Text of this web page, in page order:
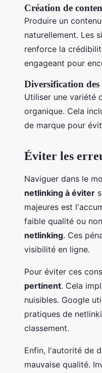
Création de
Produire un
naturellement. Les
renforce la
engageant pour
Diversification
Utiliser une variété
organique. Cela
de marque pour
Éviter les
Naviguer dans le
netlinking à éviter
majeures est
faible qualité ou
netlinking. Ces
visibilité en ligne.
Pour éviter ces
pertinent. Cela
nuisibles. Google
pratiques de
classement.
Enfin, l'autorité de
mauvaise qualité.